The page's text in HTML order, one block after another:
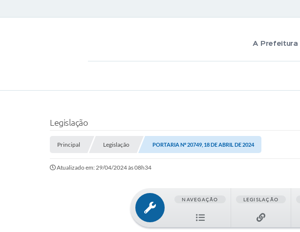
A Prefeitura
Legislação
Principal Legislação PORTARIA Nº 20749, 18 DE ABRIL DE 2024
Atualizado em: 29/04/2024 às 08h34
NAVEGAÇÃO LEGISLAÇÃO